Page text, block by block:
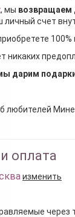
, мы возвращаем
личный счет
никаких
дарим
любителей
оплата
изменить